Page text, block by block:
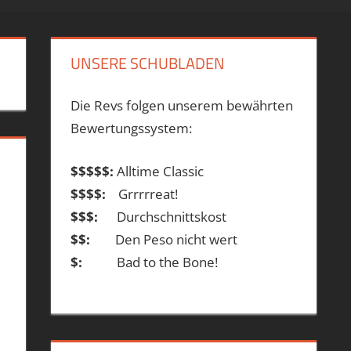
UNSERE SCHUBLADEN
Die Revs folgen unserem bewährten
Bewertungssystem:
$$$$$: Alltime Classic
$$$$: Grrrrreat!
$$$: Durchschnittskost
$$: Den Peso nicht wert
$: Bad to the Bone!